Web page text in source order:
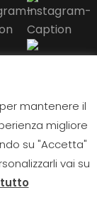
mantenere il
migliore
su "Accetta"
vai su
tutto